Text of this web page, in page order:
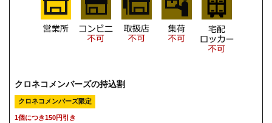
クロネコメンバーズの持込割
クロネコメンバーズ限定
1個につき150円引き